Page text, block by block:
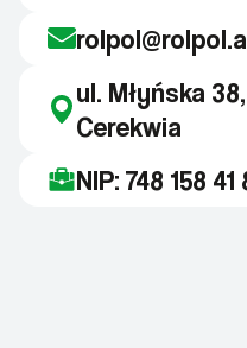
ul. Młyńska
Cerekwia
NIP: 748 158 41